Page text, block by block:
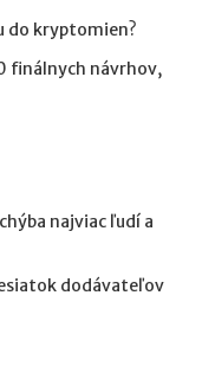
do kryptomien?
finálnych návrhov,
najviac ľudí a
dodávateľov